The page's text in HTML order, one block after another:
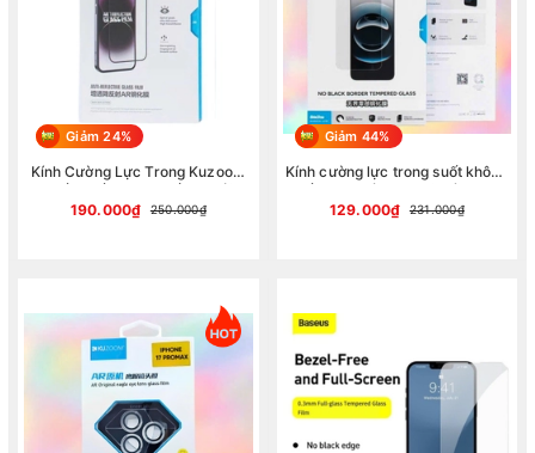
Giảm 24%
Kính Cường Lực Trong Kuzoom
Chống Trầy 9H, Chống Chói,
Chống Vân Tay Cho iPhone 17
190.000₫ 250.000₫
Giảm 44%
Kính cường lực trong suốt không
viền đen và che bụi màn loa
Kuzoom cho tất cả dòng iphone
129.000₫ 231.000₫